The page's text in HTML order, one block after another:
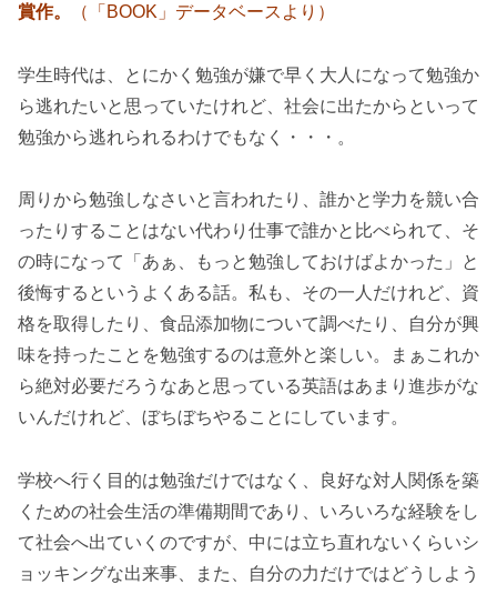
賞作。
（「BOOK」データベースより）
学生時代は、とにかく勉強が嫌で早く大人になって勉強か
ら逃れたいと思っていたけれど、社会に出たからといって
勉強から逃れられるわけでもなく・・・。
周りから勉強しなさいと言われたり、誰かと学力を競い合
ったりすることはない代わり仕事で誰かと比べられて、そ
の時になって「あぁ、もっと勉強しておけばよかった」と
後悔するというよくある話。私も、その一人だけれど、資
格を取得したり、食品添加物について調べたり、自分が興
味を持ったことを勉強するのは意外と楽しい。まぁこれか
ら絶対必要だろうなあと思っている英語はあまり進歩がな
いんだけれど、ぼちぼちやることにしています。
学校へ行く目的は勉強だけではなく、良好な対人関係を築
くための社会生活の準備期間であり、いろいろな経験をし
て社会へ出ていくのですが、中には立ち直れないくらいシ
ョッキングな出来事、また、自分の力だけではどうしよう